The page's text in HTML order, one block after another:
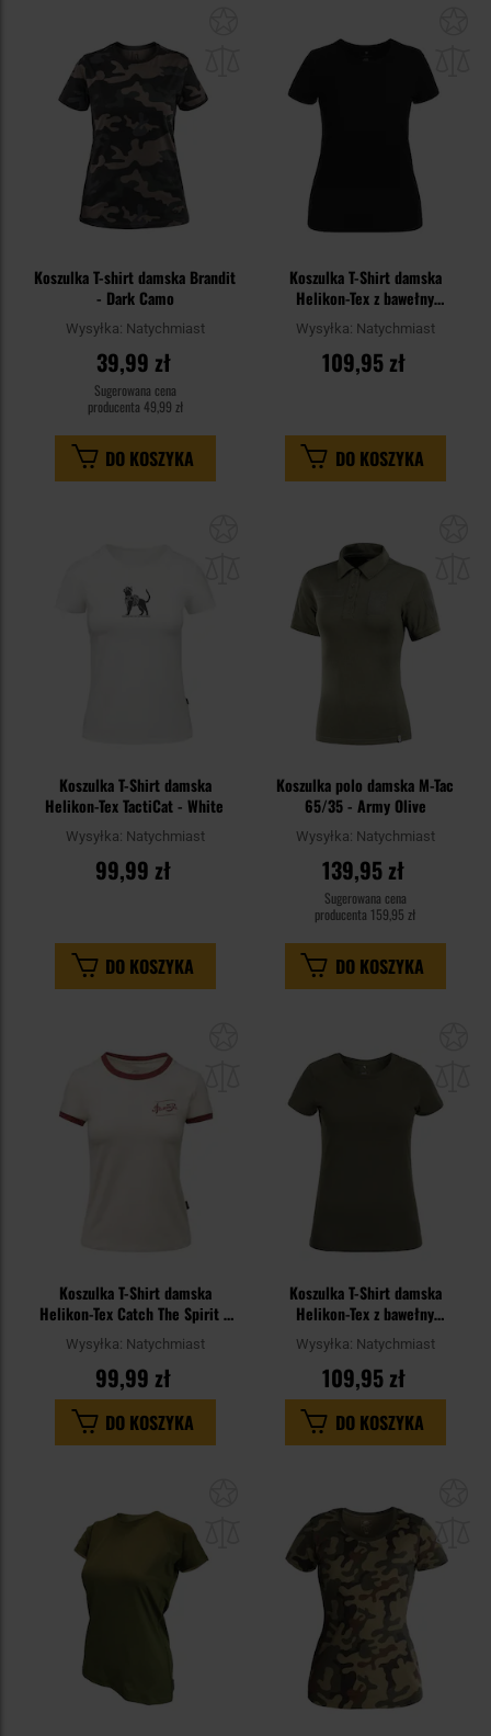
schowka
Koszulka T-shirt damska Brandit
- Dark Camo
Wysyłka: Natychmiast
39,99 zł
Sugerowana cena
producenta 49,99 zł
DO KOSZYKA
Koszulka T-Shirt damska
Helikon-Tex z bawełny
organicznej Slim - Black
Wysyłka: Natychmiast
109,95 zł
DO KOSZYKA
schowka
Koszulka T-Shirt damska
Helikon-Tex TactiCat - White
Wysyłka: Natychmiast
99,99 zł
DO KOSZYKA
Koszulka polo damska M-Tac
65/35 - Army Olive
Wysyłka: Natychmiast
139,95 zł
Sugerowana cena
producenta 159,95 zł
DO KOSZYKA
schowka
Koszulka T-Shirt damska
Helikon-Tex Catch The Spirit -
Sand
Wysyłka: Natychmiast
99,99 zł
DO KOSZYKA
Koszulka T-Shirt damska
Helikon-Tex z bawełny
organicznej Slim - Olive Green
Wysyłka: Natychmiast
109,95 zł
DO KOSZYKA
schowka